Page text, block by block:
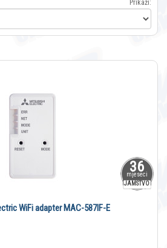
Prikaži:
36
mjeseci
JAMSTVO
WiFi adapter MAC-587IF-E